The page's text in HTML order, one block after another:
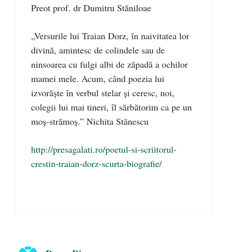
Preot prof. dr Dumitru Stăniloae
„Versurile lui Traian Dorz, în naivitatea lor
divină, amintesc de colindele sau de
ninsoarea cu fulgi albi de zăpadă a ochilor
mamei mele. Acum, când poezia lui
izvorăşte în verbul stelar şi ceresc, noi,
colegii lui mai tineri, îl sărbătorim ca pe un
moş-strămoş.” Nichita Stănescu
http://presagalati.ro/poetul-si-scriitorul-
crestin-traian-dorz-scurta-biografie/